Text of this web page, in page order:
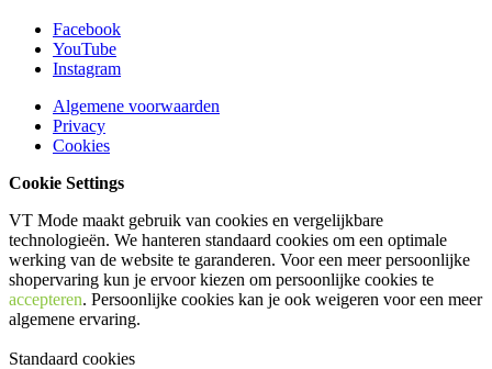
Facebook
YouTube
Instagram
Algemene voorwaarden
Privacy
Cookies
Cookie Settings
VT Mode maakt gebruik van cookies en vergelijkbare
technologieën. We hanteren standaard cookies om een optimale
werking van de website te garanderen. Voor een meer persoonlijke
shopervaring kun je ervoor kiezen om persoonlijke cookies te
accepteren. Persoonlijke cookies kan je ook weigeren voor een meer
algemene ervaring.
Standaard cookies